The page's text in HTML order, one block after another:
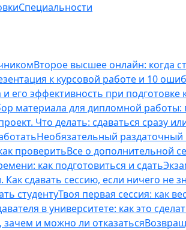
Специальности
Второе высшее онлайн: когда
к курсовой работе и 10
его эффективность при подготовке
материала для дипломной работы:
Что делать: сдаваться сразу
Необязательный
проверитьВсе о дополнительной
как подготовиться и сдать
сдавать сессию, если ничего не
студентуТвоя первая сессия: как
в университете: как это
и можно ли отказаться